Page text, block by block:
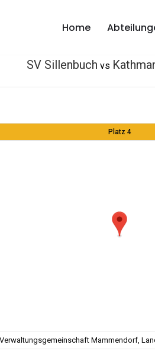
Home
SV Sillenbuch vs
Platz 4
Mammendorf,